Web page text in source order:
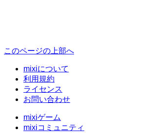
このページの上部へ
mixiについて
利用規約
ライセンス
お問い合わせ
mixiゲーム
mixiコミュニティ